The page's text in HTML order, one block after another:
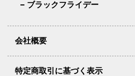
ブラックフライデー
会社概要
特定商取引に基づく表示